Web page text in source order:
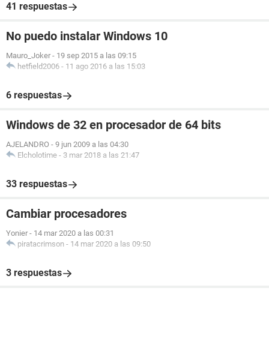
41 respuestas
No puedo instalar Windows 10
Mauro_Joker - 19 sep 2015 a las 09:15
hetfield2006 - 11 ago 2016 a las 15:03
6 respuestas
Windows de 32 en procesador de 64 bits
AJELANDRO - 9 jun 2009 a las 04:30
Elcholotime - 3 mar 2018 a las 21:47
33 respuestas
Cambiar procesadores
Yonier - 14 mar 2020 a las 00:31
piratacrimson - 14 mar 2020 a las 09:50
3 respuestas